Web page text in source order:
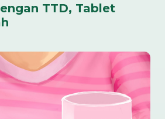
TTD, Tablet